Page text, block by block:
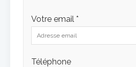
Votre email *
Téléphone